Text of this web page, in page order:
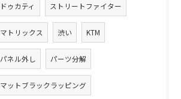
ドゥカティ ストリートファイター
マトリックス 渋い KTM
パネル外し パーツ分解
マットブラックラッピング